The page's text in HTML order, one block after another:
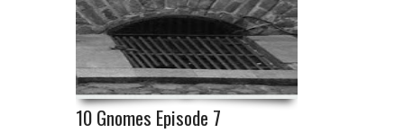
10 Gnomes Episode 7